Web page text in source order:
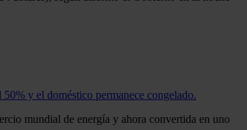
y el doméstico permanece congelado.
mundial de energía y ahora convertida en uno